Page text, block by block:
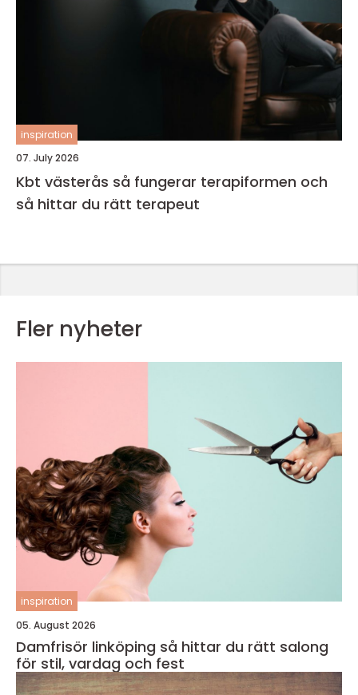
inspiration
07. July 2026
Kbt västerås så fungerar terapiformen och
så hittar du rätt terapeut
Fler nyheter
inspiration
05. August 2026
Damfrisör linköping så hittar du rätt salong
för stil, vardag och fest